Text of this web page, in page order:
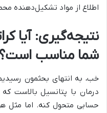
اطلاع از مواد تشکیل‌دهنده
نتیجه‌گیری: آیا
شما مناسب است؟
خب، به انتهای بحثمون
درمان با پتانسیل بالاست
حسابی متحول کنه. اما مثل